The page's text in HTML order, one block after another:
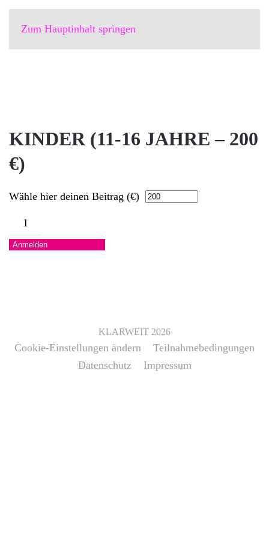
Zum Hauptinhalt springen
KINDER (11-16 JAHRE – 200
€)
Wähle hier deinen Beitrag (€)
Kinder
(11-
16
Menge
Anmelden
KLARWEIT 2026
Cookie-Einstellungen ändern
Teilnahmebedingungen
Datenschutz
Impressum